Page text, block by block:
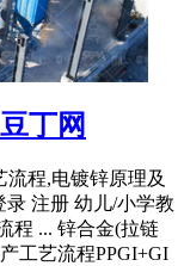
丁网
流程,电镀锌原理及
注册 幼儿/小学教
程 ... 锌合金(拉链
工艺流程PPGI+GI